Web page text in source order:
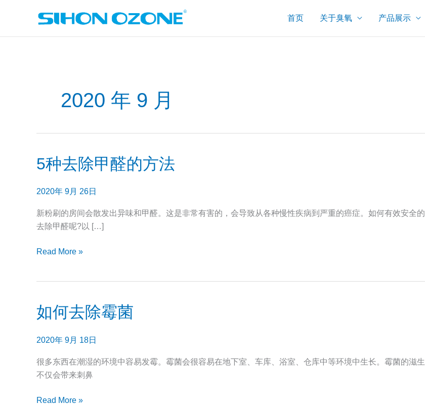
首页 关于臭氧 产品展示
2020 年 9 月
5种去除甲醛的方法
2020年 9月 26日
新粉刷的房间会散发出异味和甲醛。这是非常有害的，会导致从各种慢性疾病到严重的癌症。如何有效安全的
去除甲醛呢?以 […]
5
甲
醛
方
Read More »
如何去除霉菌
2020年 9月 18日
很多东西在潮湿的环境中容易发霉。霉菌会很容易在地下室、车库、浴室、仓库中等环境中生长。霉菌的滋生
不仅会带来刺鼻
如
何
霉
菌
Read More »